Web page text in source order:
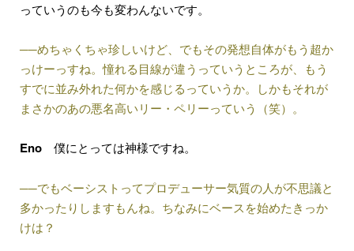
っていうのも今も変わんないです。
──めちゃくちゃ珍しいけど、でもその発想自体がもう超か
っけーっすね。憧れる目線が違うっていうところが、もう
すでに並み外れた何かを感じるっていうか。しかもそれが
まさかのあの悪名高いリー・ペリーっていう（笑）。
Eno 僕にとっては神様ですね。
──でもベーシストってプロデューサー気質の人が不思議と
多かったりしますもんね。ちなみにベースを始めたきっか
けは？